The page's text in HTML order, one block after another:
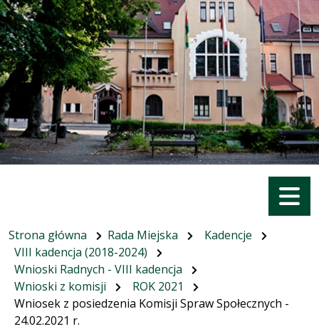
Menu
Strona główna Rada Miejska
Kadencje
VIII kadencja (2018-2024)
Wnioski Radnych - VIII kadencja
Wnioski z komisji
ROK 2021
Wniosek z posiedzenia Komisji Spraw Społecznych -
24.02.2021 r.